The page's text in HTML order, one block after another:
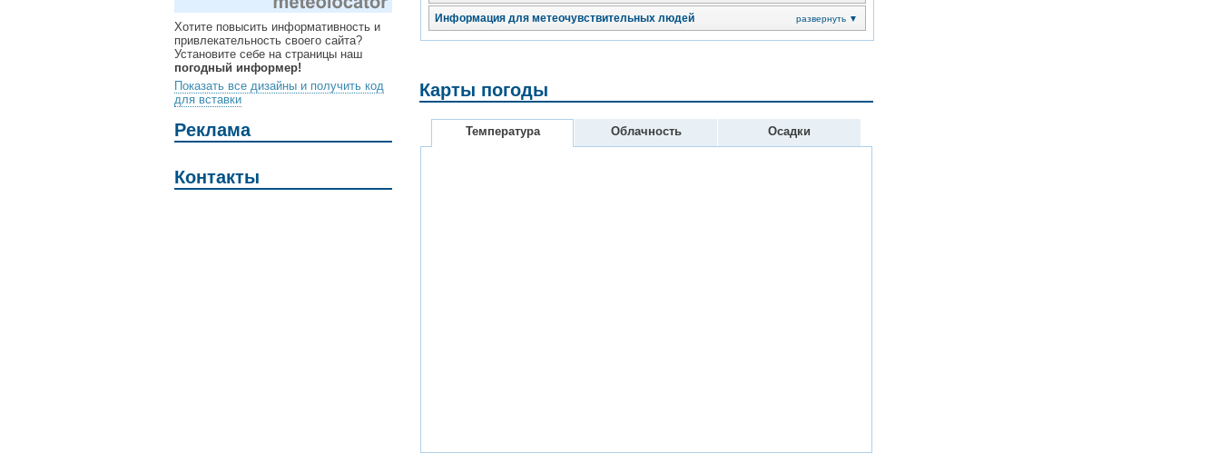
Хотите повысить информативность и
привлекательность своего сайта?
Установите себе на страницы наш
погодный информер!
Показать все дизайны и получить код
для вставки
Реклама
Контакты
Информация для метеочувствительных людей развернуть ▼
Карты погоды
Температура Облачность Осадки